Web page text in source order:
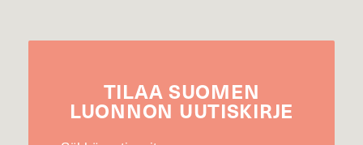
TILAA SUOMEN
LUONNON UUTIS­KIRJE